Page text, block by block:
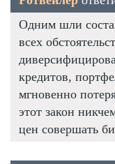
Одним шли
всех
кредитов,
мгновенно
этот закон
цен совершать